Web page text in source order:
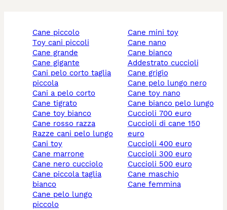
cane piccolo
toy cani piccoli
cane grande
cane gigante
cani pelo corto taglia
piccola
cani a pelo corto
cane tigrato
cane toy bianco
cane rosso razza
razze cani pelo lungo
cani toy
cane marrone
cane nero cucciolo
cane piccola taglia
bianco
cane pelo lungo
piccolo
cane mini toy
cane nano
cane bianco
addestrato cuccioli
cane grigio
cane pelo lungo nero
cane toy nano
cane bianco pelo lungo
cuccioli 700 euro
cuccioli di cane 150
euro
cuccioli 400 euro
cuccioli 300 euro
cuccioli 500 euro
cane maschio
cane femmina